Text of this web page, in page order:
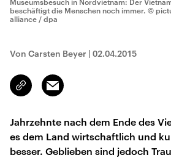
Museumsbesuch in Nordvietnam: Der
beschäftigt die Menschen noch immer. ©
alliance / dpa
Von Carsten Beyer | 02.04.2015
Link
kopieren/teilen
Email
Jahrzehnte nach dem Ende des
es dem Land wirtschaftlich und
besser. Geblieben sind jedoch